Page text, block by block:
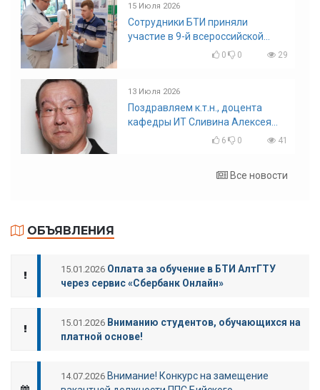
15 Июля 2026
Сотрудники БТИ приняли
участие в 9-й всероссийской
конференции по задачам со
0 0 29
13 Июля 2026
Поздравляем к.т.н., доцента
кафедры ИТ Сливина Алексея
Николаевича с юбилеем!
6 0 41
Все новости
ОБЪЯВЛЕНИЯ
15.01.2026 Оплата за обучение в БТИ АлтГТУ
через сервис «Сбербанк Онлайн»
15.01.2026 Вниманию студентов, обучающихся на
платной основе!
14.07.2026 Внимание! Конкурс на замещение